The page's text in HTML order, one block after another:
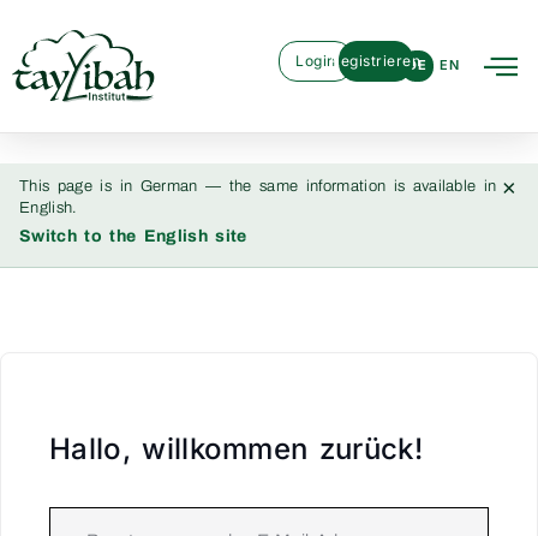
DE EN
LoginRegistrieren
This page is in German — the same information is available in
English.
Switch to the English site
×
Hallo, willkommen zurück!